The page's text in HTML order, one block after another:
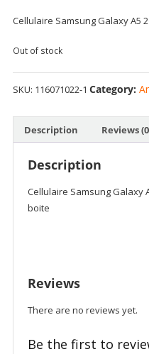
Cellulaire Samsung Galaxy A5
Out of stock
SKU: 116071022-1 Category:
Description Reviews
Description
Cellulaire Samsung Galaxy
boite
Reviews
There are no reviews yet.
Be the first to